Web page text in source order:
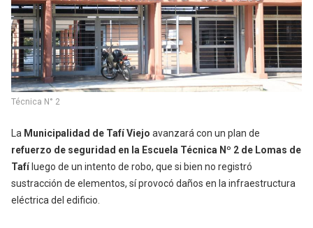
Técnica N° 2
La Municipalidad de Tafí Viejo avanzará con un plan de
refuerzo de seguridad en la Escuela Técnica Nº 2 de Lomas de
Tafíluego de un intento de robo, que si bien no registró
sustracción de elementos, sí provocó daños en la infraestructura
eléctrica del edificio.